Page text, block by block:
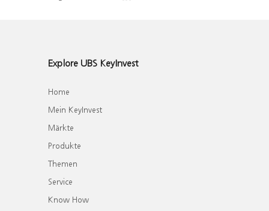
Explore UBS KeyInvest
Home
Mein KeyInvest
Märkte
Produkte
Themen
Service
Know How